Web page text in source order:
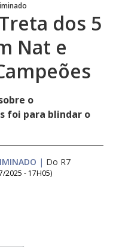
dos 5
Nat e
o
foi para blindar o
| Do R7
2025 - 17H05)